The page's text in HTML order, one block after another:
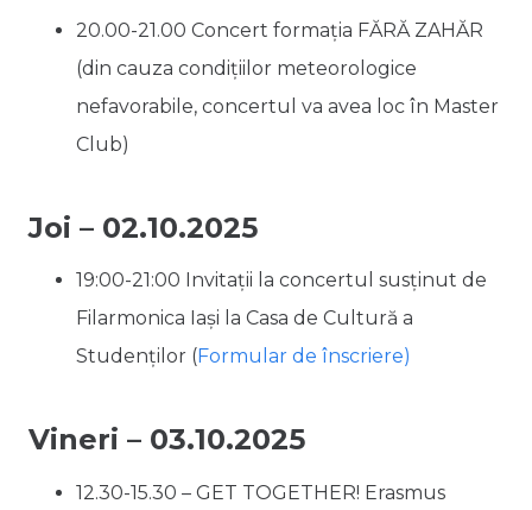
20.00-21.00 Concert formația FĂRĂ ZAHĂR
(din cauza condițiilor meteorologice
nefavorabile, concertul va avea loc în Master
Club)
Joi – 02.10.2025
19:00-21:00 I nvitații la concertul susținut de
Filarmonica Iași la Casa de Cultură a
Studenților (Formular de înscriere)
Vineri – 03.10.2025
12.30-15.30 – GET TOGETHER! Erasmus